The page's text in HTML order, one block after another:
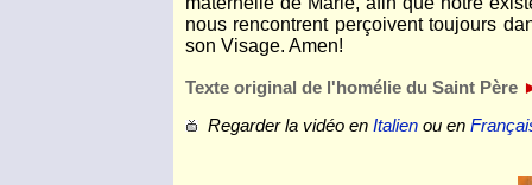
nous rencontrent perçoivent toujours
son Visage. Amen!
Texte original de l'homélie du Saint Père
Regarder la vidéo en Italien ou en